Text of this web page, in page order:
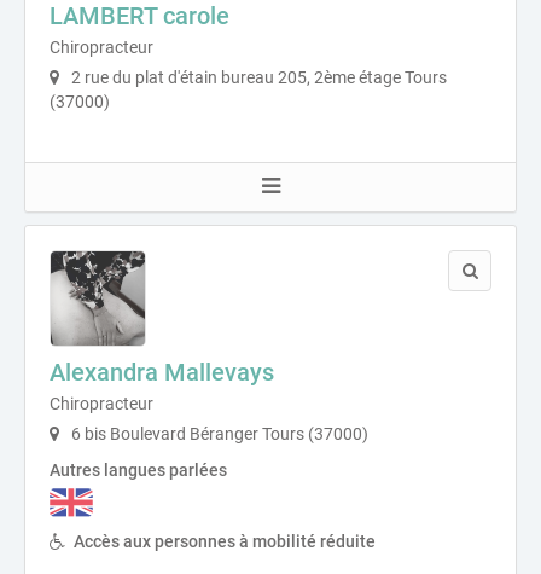
LAMBERT carole
Chiropracteur
2 rue du plat d'étain bureau 205, 2ème étage Tours
(37000)
Alexandra Mallevays
Chiropracteur
6 bis Boulevard Béranger Tours (37000)
Autres langues parlées
Accès aux personnes à mobilité réduite